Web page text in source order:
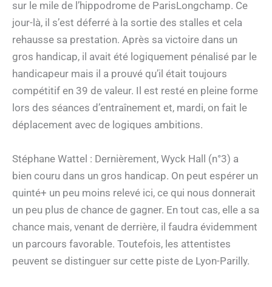
sur le mile de l’hippodrome de ParisLongchamp. Ce
jour-là, il s’est déferré à la sortie des stalles et cela
rehausse sa prestation. Après sa victoire dans un
gros handicap, il avait été logiquement pénalisé par le
handicapeur mais il a prouvé qu’il était toujours
compétitif en 39 de valeur. Il est resté en pleine forme
lors des séances d’entraînement et, mardi, on fait le
déplacement avec de logiques ambitions.
Stéphane Wattel : Dernièrement, Wyck Hall (n°3) a
bien couru dans un gros handicap. On peut espérer un
quinté+ un peu moins relevé ici, ce qui nous donnerait
un peu plus de chance de gagner. En tout cas, elle a sa
chance mais, venant de derrière, il faudra évidemment
un parcours favorable. Toutefois, les attentistes
peuvent se distinguer sur cette piste de Lyon-Parilly.